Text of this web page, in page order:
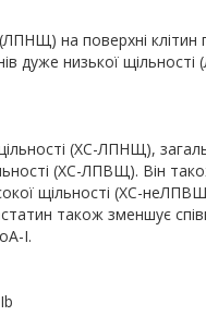
(ЛПНЩ) на поверхні
дуже низької
(ХС-ЛПНЩ),
(ХС-ЛПВЩ). Він
щільності (ХС-
також зменшує
І.